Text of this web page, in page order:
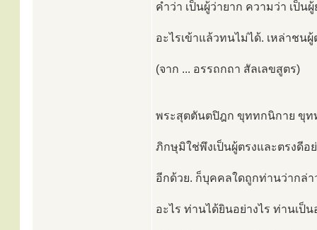
คำว่า เป็นผู้ว่ายาก ความว่า เป็น
อะไรเข้าแล้วทนไม่ได้. เหล่าชน
(จาก ... อรรถกถา สัลเลขสูตร)
พระสุตตันตปิฎก ขุททกนิกาย ขุท
ภิกษุมิใช่พึงเป็นผู้ตรงและตรงดีอ
อีกด้วย. ก็บุคคลใดถูกท่านว่ากล่
อะไร ท่านได้ยินอย่างไร ท่านเป็